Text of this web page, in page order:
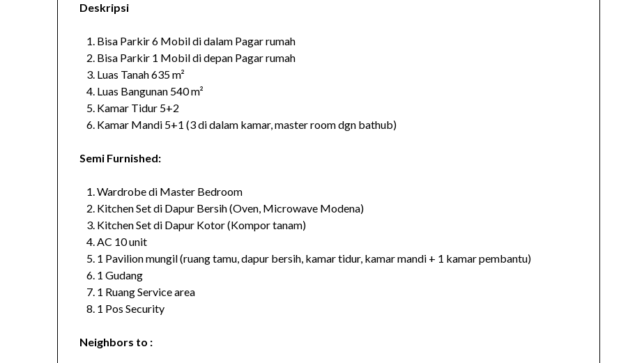
Deskripsi
Bisa Parkir 6 Mobil di dalam Pagar rumah
Bisa Parkir 1 Mobil di depan Pagar rumah
Luas Tanah 635 m²
Luas Bangunan 540 m²
Kamar Tidur 5+2
Kamar Mandi 5+1 (3 di dalam kamar, master room dgn bathub)
Semi Furnished:
Wardrobe di Master Bedroom
Kitchen Set di Dapur Bersih (Oven, Microwave Modena)
Kitchen Set di Dapur Kotor (Kompor tanam)
AC 10 unit
1 Pavilion mungil (ruang tamu, dapur bersih, kamar tidur, kamar mandi + 1 kamar pembantu)
1 Gudang
1 Ruang Service area
1 Pos Security
Neighbors to :